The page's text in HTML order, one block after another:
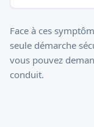
Face à ces
seule démarche
vous pouvez
conduit.